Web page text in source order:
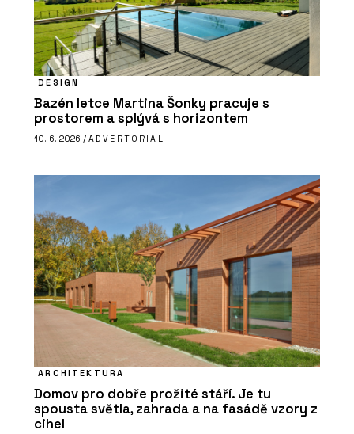
DESIGN
Bazén letce Martina Šonky pracuje s
prostorem a splývá s horizontem
10. 6. 2026 / ADVERTORIAL
ARCHITEKTURA
Domov pro dobře prožité stáří. Je tu
spousta světla, zahrada a na fasádě vzory z
cihel